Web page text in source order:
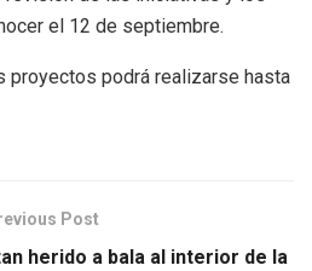
el 12 de septiembre.
proyectos podrá realizarse hasta
Post
herido a bala al interior de la